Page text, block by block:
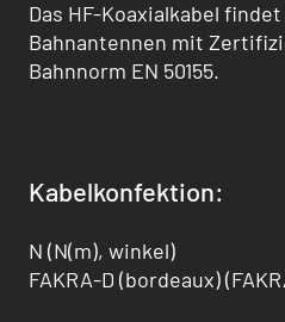
Das HF-Koaxialkabel
Bahnantennen mit
Bahnnorm EN 50155.
Kabelkonfektion:
N (N(m), winkel)
FAKRA-D (bordeaux)